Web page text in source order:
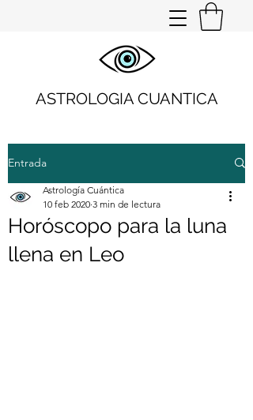
ASTROLOGIA CUANTICA
Entrada
Horóscopo para la luna
llena en Leo
Astrología Cuántica
10 feb 2020 3 min de lectura